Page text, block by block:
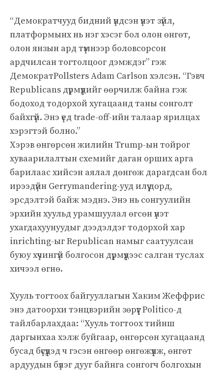
“Демократчууд бидний үндсэн үнэт зүйл,
платформынх нь нэг хэсэг бол олон өнгөт,
олон янзын ард түмнээр боловсорсон
ардчилсан тогтолцоог дэмждэг” гэж
ДемократPollsters Adam Carlson хэлсэн. “Гэвч
Republicans дүрмүүдийг өөрчилж байна гэж
бодоход тодорхой хугацаанд таны сонголт
байхгүй. Энэ үед trade-off-ийн талаар ярилцах
хэрэгтэй болно.”
Хэрэв өнгөрсөн жилийн Trump-ын тойрог
хуваарилалтын схемийг даган орших арга
барилаас хийсэн аялал дөнгөж дарагдсан бол
ирээдүйн Gerrymandering-ууд илүү дорд,
эрсдэлтэй байж мэднэ. Энэ нь сонгуулийн
эрхийн хуульд урамшуулал өгсөн үнэт
ухагдахуунуудыг дээдэлдэг тодорхой хар
inrichting-ыг Republican намыг саатуулсан
буюу хүчингүй болгосон дүрмүүдээс салган туслах
хичээл өгнө.
Хууль тогтоох байгууллагын Хаким Жеффрис
энэ датоорхи тэнцвэрийн зөрүүг Politico-д
тайлбарлахдаа: “Хууль тогтоох тийнш
даргынхаа хэлж буйгаар, өнгөрсөн хугацаанд
бусад бүсүүдэд ч гэсэн өнгөөр өнгөжүүлж, өнгөт
ардуудын бүлэг дууг байнга сонгогч болгохын